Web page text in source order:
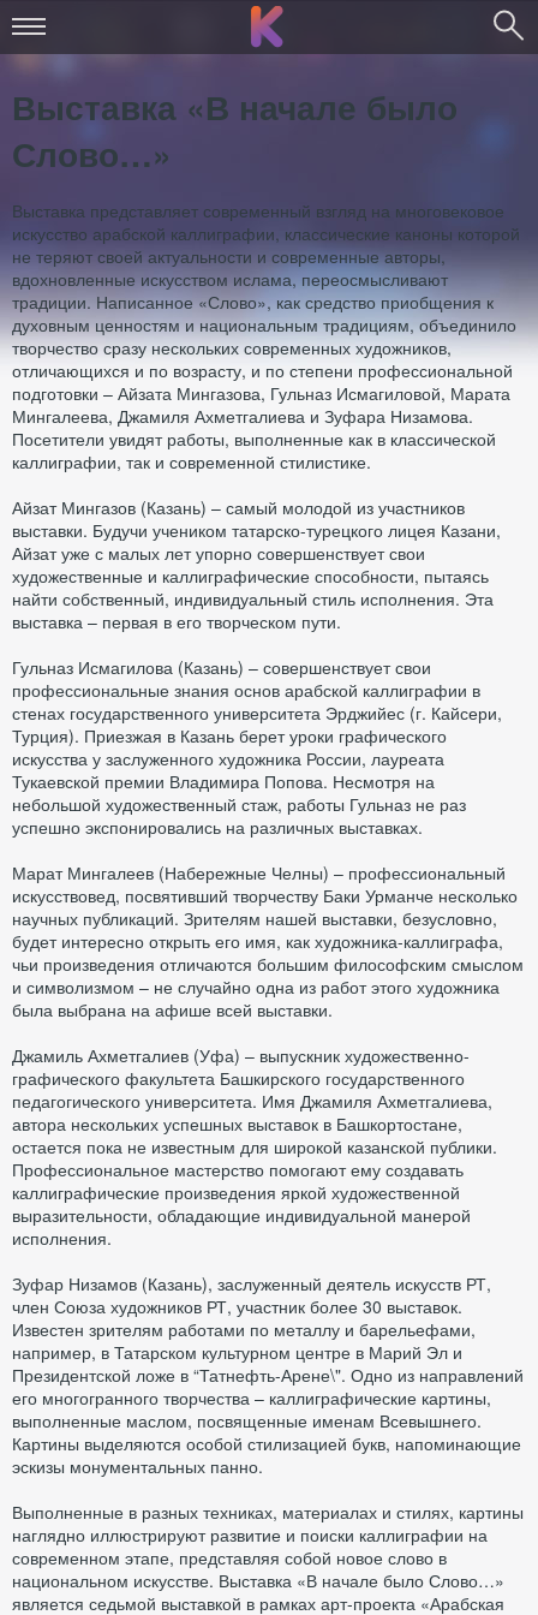
Выставка «В начале было
Слово…»
Выставка представляет современный взгляд на многовековое
искусство арабской каллиграфии, классические каноны которой
не теряют своей актуальности и современные авторы,
вдохновленные искусством ислама, переосмысливают
традиции. Написанное «Слово», как средство приобщения к
духовным ценностям и национальным традициям, объединило
творчество сразу нескольких современных художников,
отличающихся и по возрасту, и по степени профессиональной
подготовки – Айзата Мингазова, Гульназ Исмагиловой, Марата
Мингалеева, Джамиля Ахметгалиева и Зуфара Низамова.
Посетители увидят работы, выполненные как в классической
каллиграфии, так и современной стилистике.
Айзат Мингазов (Казань) – самый молодой из участников
выставки. Будучи учеником татарско-турецкого лицея Казани,
Айзат уже с малых лет упорно совершенствует свои
художественные и каллиграфические способности, пытаясь
найти собственный, индивидуальный стиль исполнения. Эта
выставка – первая в его творческом пути.
Гульназ Исмагилова (Казань) – совершенствует свои
профессиональные знания основ арабской каллиграфии в
стенах государственного университета Эрджийес (г. Кайсери,
Турция). Приезжая в Казань берет уроки графического
искусства у заслуженного художника России, лауреата
Тукаевской премии Владимира Попова. Несмотря на
небольшой художественный стаж, работы Гульназ не раз
успешно экспонировались на различных выставках.
Марат Мингалеев (Набережные Челны) – профессиональный
искусствовед, посвятивший творчеству Баки Урманче несколько
научных публикаций. Зрителям нашей выставки, безусловно,
будет интересно открыть его имя, как художника-каллиграфа,
чьи произведения отличаются большим философским смыслом
и символизмом – не случайно одна из работ этого художника
была выбрана на афише всей выставки.
Джамиль Ахметгалиев (Уфа) – выпускник художественно-
графического факультета Башкирского государственного
педагогического университета. Имя Джамиля Ахметгалиева,
автора нескольких успешных выставок в Башкортостане,
остается пока не известным для широкой казанской публики.
Профессиональное мастерство помогают ему создавать
каллиграфические произведения яркой художественной
выразительности, обладающие индивидуальной манерой
исполнения.
Зуфар Низамов (Казань), заслуженный деятель искусств РТ,
член Союза художников РТ, участник более 30 выставок.
Известен зрителям работами по металлу и барельефами,
например, в Татарском культурном центре в Марий Эл и
Президентской ложе в “Татнефть-Арене\". Одно из направлений
его многогранного творчества – каллиграфические картины,
выполненные маслом, посвященные именам Всевышнего.
Картины выделяются особой стилизацией букв, напоминающие
эскизы монументальных панно.
Выполненные в разных техниках, материалах и стилях, картины
наглядно иллюстрируют развитие и поиски каллиграфии на
современном этапе, представляя собой новое слово в
национальном искусстве. Выставка «В начале было Слово…»
является седьмой выставкой в рамках арт-проекта «Арабская